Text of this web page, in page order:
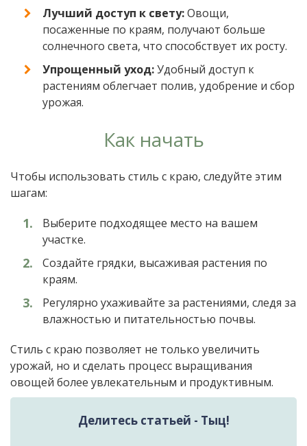
Лучший доступ к свету:Овощи,
посаженные по краям, получают больше
солнечного света, что способствует их росту.
Упрощенный уход:Удобный доступ к
растениям облегчает полив, удобрение и сбор
урожая.
Как начать
Чтобы использовать стиль с краю, следуйте этим
шагам:
Выберите подходящее место на вашем
участке.
Создайте грядки, высаживая растения по
краям.
Регулярно ухаживайте за растениями, следя за
влажностью и питательностью почвы.
Стиль с краю позволяет не только увеличить
урожай, но и сделать процесс выращивания
овощей более увлекательным и продуктивным.
Делитесь статьей - Тыц!